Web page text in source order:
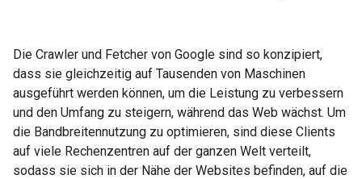
Die Crawler und Fetcher von Google sind so konzipiert,
dass sie gleichzeitig auf Tausenden von Maschinen
ausgeführt werden können, um die Leistung zu verbessern
und den Umfang zu steigern, während das Web wächst. Um
die Bandbreitennutzung zu optimieren, sind diese Clients
auf viele Rechenzentren auf der ganzen Welt verteilt,
sodass sie sich in der Nähe der Websites befinden, auf die